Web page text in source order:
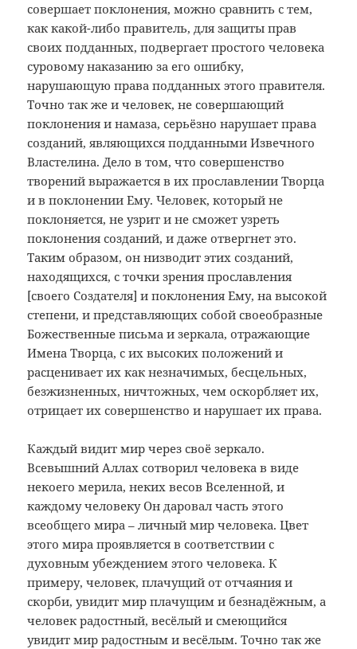
совершает поклонения, можно сравнить с тем,
как какой-либо правитель, для защиты прав
своих подданных, подвергает простого человека
суровому наказанию за его ошибку,
нарушающую права подданных этого правителя.
Точно так же и человек, не совершающий
поклонения и намаза, серьёзно нарушает права
созданий, являющихся подданными Извечного
Властелина. Дело в том, что совершенство
творений выражается в их прославлении Творца
и в поклонении Ему. Человек, который не
поклоняется, не узрит и не сможет узреть
поклонения созданий, и даже отвергнет это.
Таким образом, он низводит этих созданий,
находящихся, с точки зрения прославления
[своего Создателя] и поклонения Ему, на высокой
степени, и представляющих собой своеобразные
Божественные письма и зеркала, отражающие
Имена Творца, с их высоких положений и
расценивает их как незначимых, бесцельных,
безжизненных, ничтожных, чем оскорбляет их,
отрицает их совершенство и нарушает их права.
Каждый видит мир через своё зеркало.
Всевышний Аллах сотворил человека в виде
некоего мерила, неких весов Вселенной, и
каждому человеку Он даровал часть этого
всеобщего мира – личный мир человека. Цвет
этого мира проявляется в соответствии с
духовным убеждением этого человека. К
примеру, человек, плачущий от отчаяния и
скорби, увидит мир плачущим и безнадёжным, а
человек радостный, весёлый и смеющийся
увидит мир радостным и весёлым. Точно так же